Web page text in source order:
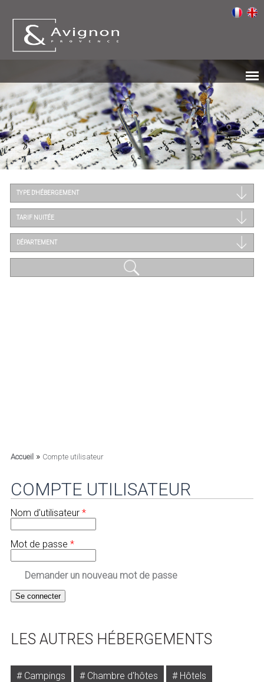
TYPE D'HÉBERGEMENT
TARIF NUITÉE
DÉPARTEMENT
Accueil» Compte utilisateur
COMPTE UTILISATEUR
Nom d'utilisateur *
Mot de passe *
Demander un nouveau mot de passe
LES AUTRES HÉBERGEMENTS
Campings Chambre d'hôtes Hôtels